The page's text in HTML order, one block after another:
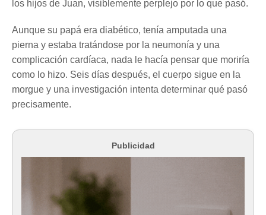
los hijos de Juan, visiblemente perplejo por lo que pasó.
Aunque su papá era diabético, tenía amputada una
pierna y estaba tratándose por la neumonía y una
complicación cardíaca, nada le hacía pensar que moriría
como lo hizo. Seis días después, el cuerpo sigue en la
morgue y una investigación intenta determinar qué pasó
precisamente.
Publicidad